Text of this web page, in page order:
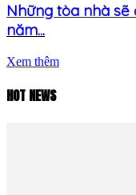
Những tòa nhà sẽ
năm...
Xem thêm
HOT NEWS